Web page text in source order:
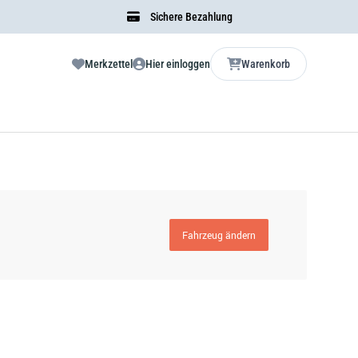
Sichere Bezahlung
Merkzettel Hier einloggen Warenkorb
Fahrzeug ändern